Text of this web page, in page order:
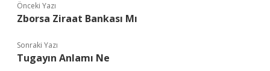
Önceki Yazı
Zborsa Ziraat Bankası Mı
Sonraki Yazı
Tugayın Anlamı Ne